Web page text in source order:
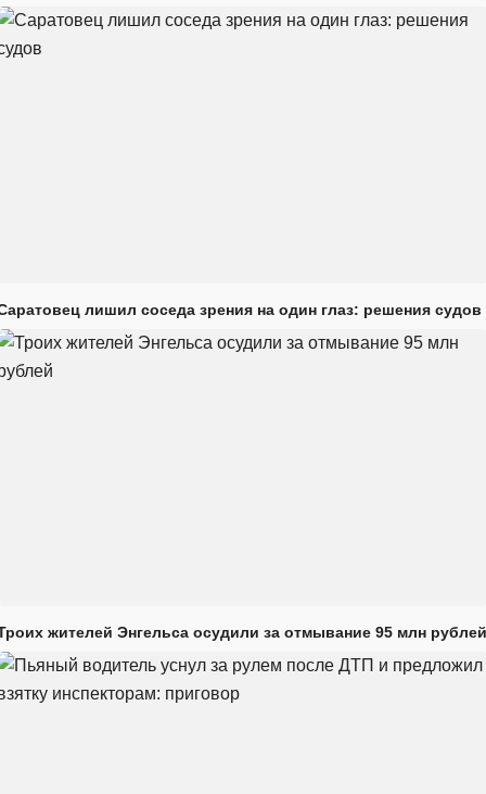
лишил соседа зрения на один глаз: решения судов
жителей Энгельса осудили за отмывание 95 млн рублей